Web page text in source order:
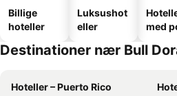
Billige
hoteller
Luksushot
eller
med
Destinationer nær Bull
Hoteller – Puerto Rico